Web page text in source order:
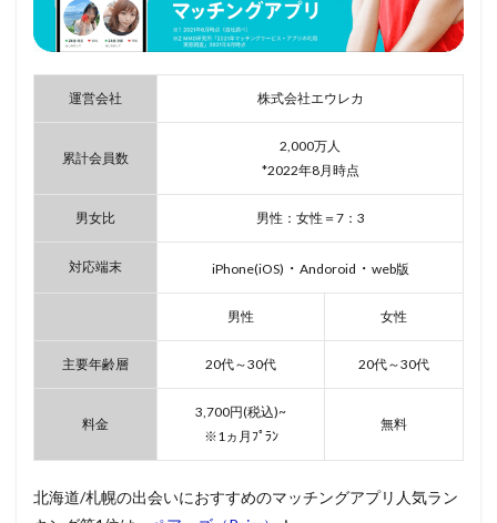
運営会社 株式会社エウレカ
累計会員数
2,000万人
*2022年8月時点
男女比 男性：女性＝7：3
対応端末 iPhone(iOS) ・ Andoroid ・ web版
男性 女性
主要年齢層 20代～30代 20代～30代
料金
3,700円(税込)~
※1ヵ月ﾌﾟﾗﾝ
無料
北海道/札幌の出会いにおすすめのマッチングアプリ人気ラン